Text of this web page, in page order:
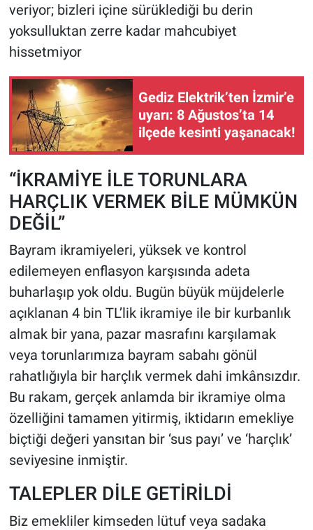
veriyor; bizleri içine sürüklediği bu derin
yoksulluktan zerre kadar mahcubiyet
hissetmiyor
Gediz Elektrik’ten İzmir’e
uyarı: 8 Ağustos’ta 14
ilçede kesinti yaşanacak!
“İKRAMİYE İLE TORUNLARA
HARÇLIK VERMEK BİLE MÜMKÜN
DEĞİL”
Bayram ikramiyeleri, yüksek ve kontrol
edilemeyen enflasyon karşısında adeta
buharlaşıp yok oldu. Bugün büyük müjdelerle
açıklanan 4 bin TL’lik ikramiye ile bir kurbanlık
almak bir yana, pazar masrafını karşılamak
veya torunlarımıza bayram sabahı gönül
rahatlığıyla bir harçlık vermek dahi imkânsızdır.
Bu rakam, gerçek anlamda bir ikramiye olma
özelliğini tamamen yitirmiş, iktidarın emekliye
biçtiği değeri yansıtan bir ‘sus payı’ ve ‘harçlık’
seviyesine inmiştir.
TALEPLER DİLE GETİRİLDİ
Biz emekliler kimseden lütuf veya sadaka